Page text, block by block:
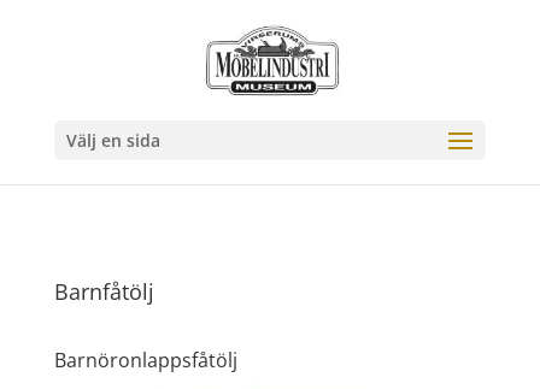
Välj en sida
Barnfåtölj
Barnöronlappsfåtölj